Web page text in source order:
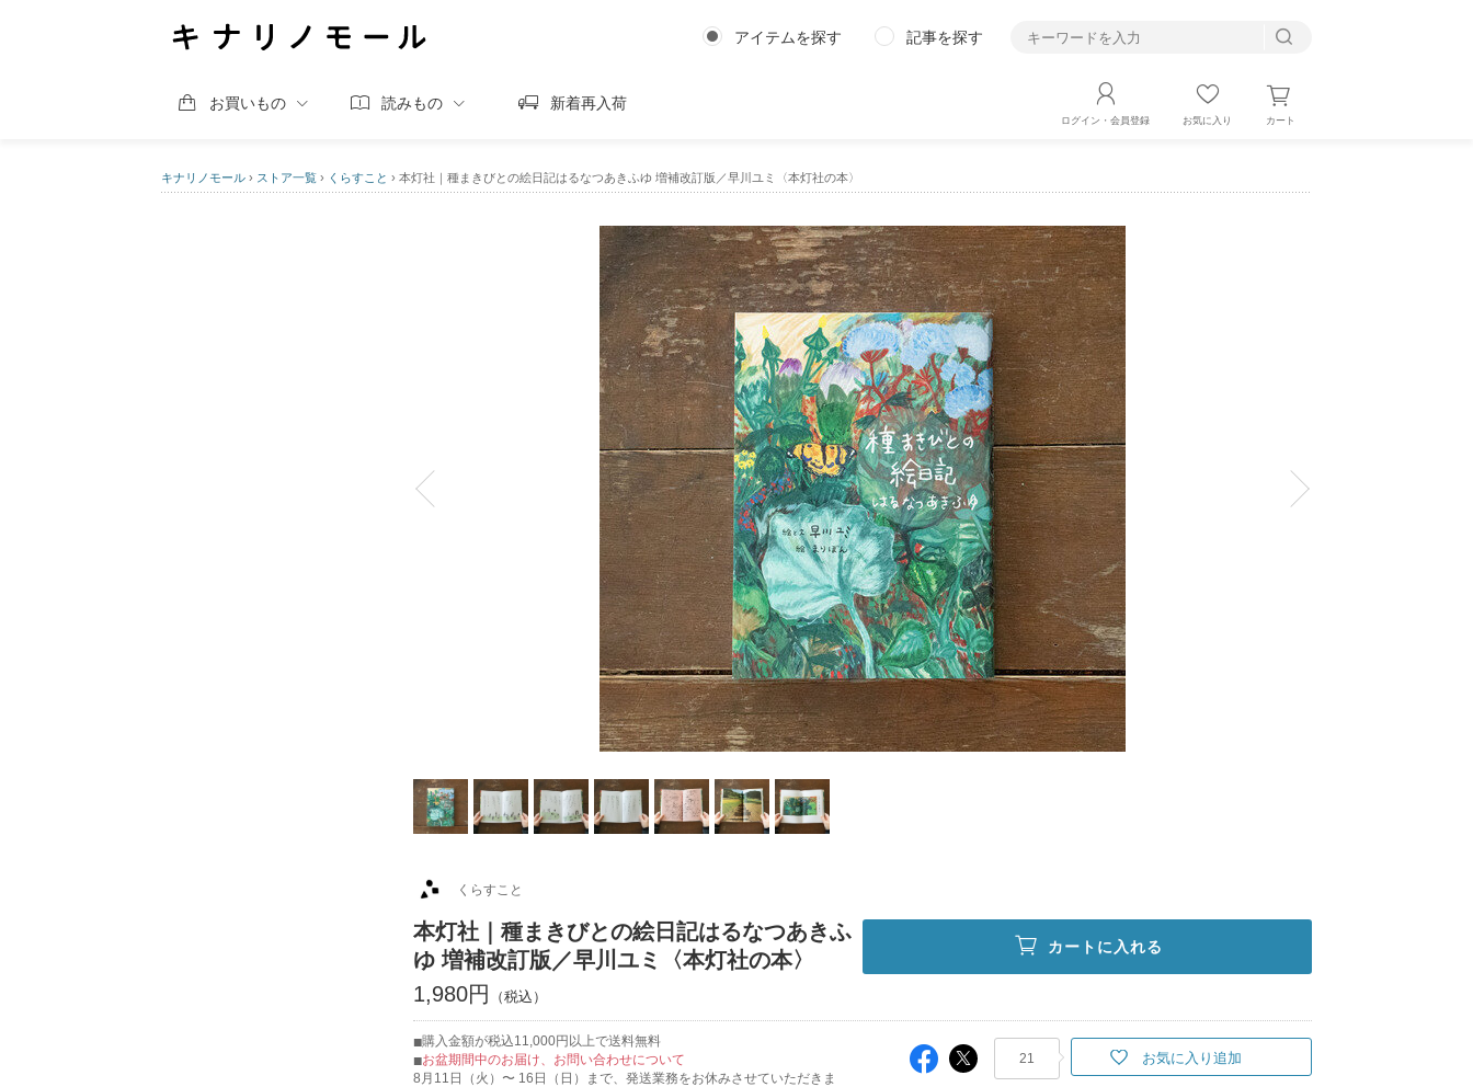
アイテムを探す 記事を探す
お買いもの 読みもの 新着再入荷
ログイン・会員登録 お気に入り カート
キナリノモール › ストア一覧 › くらすこと › 本灯社｜種まきびとの絵日記はるなつあきふゆ 増補改訂版／早川ユミ〈本灯社の本〉
くらすこと
本灯社｜種まきびとの絵日記はるなつあきふ
ゆ 増補改訂版／早川ユミ〈本灯社の本〉
1,980円
カートに入れる
購入金額が税込11,000円以上で送料無料
お盆期間中のお届け、お問い合わせについて
8月11日（火）〜 16日（日）まで、発送業務をお休みさせていただきま
21 お気に入り追加